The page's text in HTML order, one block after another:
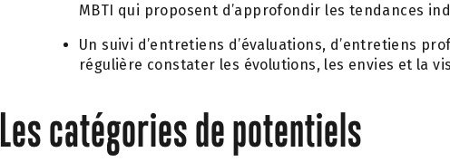
MBTI qui proposent d’approfondir les tendances
Un suivi d’entretiens d’évaluations, d’entretiens
régulière constater les évolutions, les envies et la
Les catégories de potentiels